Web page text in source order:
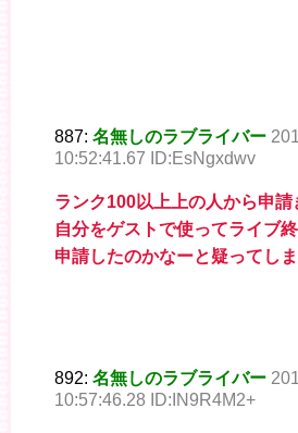
887: 名無しのラブライバー
10:52:41.67 ID:EsNgxdwv
ランク100以上上の人から申請
自分をゲストで使ってライブ
申請したのかなーと疑ってし
892: 名無しのラブライバー
10:57:46.28 ID:IN9R4M2+